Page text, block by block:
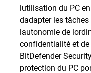
lutilisation du PC
dadapter les
lautonomie de
confidentialité et
BitDefender
protection du PC